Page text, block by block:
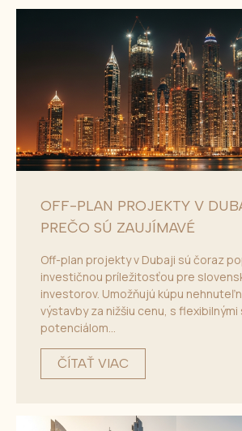
OFF-PLAN PROJEKTY V
PREČO SÚ ZAUJÍMAVÉ
Off-plan projekty v Dubaji sú čoraz
investičnou príležitosťou pre
investorov. Umožňujú kúpu
výstavby za nižšiu cenu, s flexibilnými
potenciálom...
ČÍTAŤ VIAC